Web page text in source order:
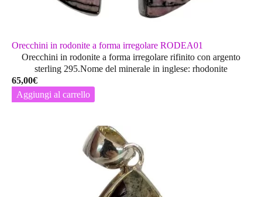
Orecchini in rodonite a forma irregolare RODEA01
Orecchini in rodonite a forma irregolare rifinito con argento
sterling 295.Nome del minerale in inglese: rhodonite
65,00€
Aggiungi al carrello